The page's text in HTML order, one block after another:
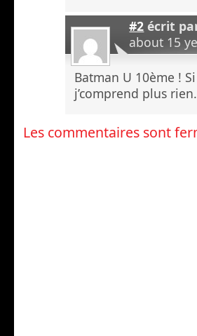
#2 écrit
about 15
Batman U 10ème !
j’comprend plus rien.
Les commentaires sont